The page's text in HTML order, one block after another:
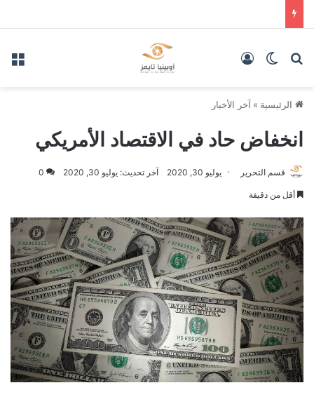
بحث عنالوضع المظلم
الرئيسية » آخر الأخبار
انخفاض حاد في الاقتصاد الأمريكي
قسم التحرير يوليو 30, 2020 آخر تحديث: يوليو 30, 2020 0
أقل من دقيقة